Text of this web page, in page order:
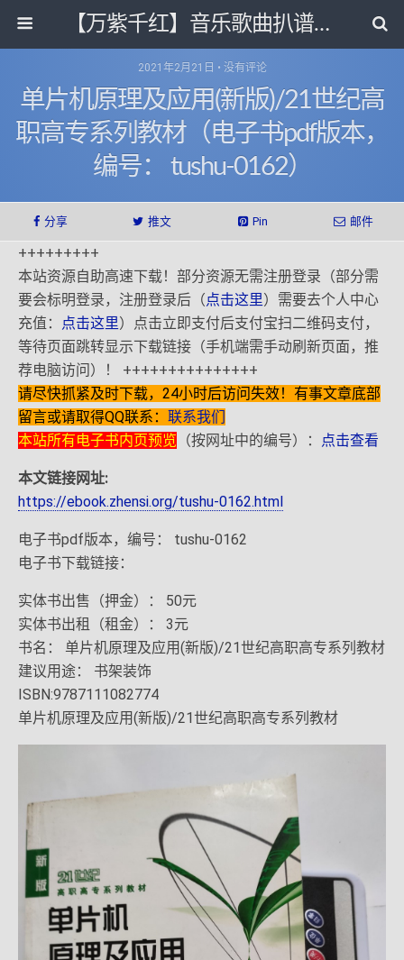
【万紫千红】音乐歌曲扒谱打带和电子书影视剧资源网
2021年2月21日 • 没有评论
单片机原理及应用(新版)/21世纪高
职高专系列教材（电子书pdf版本，
编号： tushu-0162）
分享 推文 Pin 邮件
+++++++++
本站资源自助高速下载！部分资源无需注册登录（部分需
要会标明登录，注册登录后（点击这里）需要去个人中心
充值：
点击这里）点击立即支付后支付宝扫二维码支付，
等待页面跳转显示下载链接（手机端需手动刷新页面，推
荐电脑访问）！ +++++++++++++++
请尽快抓紧及时下载，24小时后访问失效！有事文章底部
留言或请取得QQ联系： 联系我们
本站所有电子书内页预览 （按网址中的编号）： 点击查看
本文链接网址:
https://ebook.zhensi.org/tushu-0162.html
电子书pdf版本，编号： tushu-0162
电子书下载链接：
实体书出售（押金）： 50元
实体书出租（租金）： 3元
书名： 单片机原理及应用(新版)/21世纪高职高专系列教材
建议用途： 书架装饰
ISBN:9787111082774
单片机原理及应用(新版)/21世纪高职高专系列教材